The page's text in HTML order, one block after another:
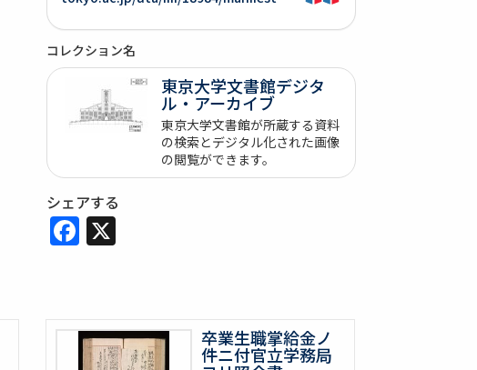
コレクション名
東京大学文書館デジタ
ル・アーカイブ
東京大学文書館が所蔵する資料
の検索とデジタル化された画像
の閲覧ができます。
シェアする
Facebook
X
卒業生職掌給金ノ
件ニ付官立学務局